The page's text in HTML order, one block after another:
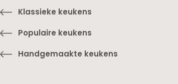
Klassieke keukens
Populaire keukens
Handgemaakte keukens